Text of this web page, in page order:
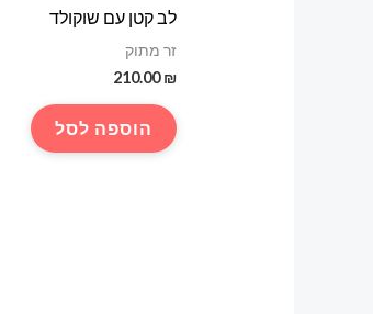
לב קטן עם שוקולד
זר מתוק
210.00₪
הוספה לסל